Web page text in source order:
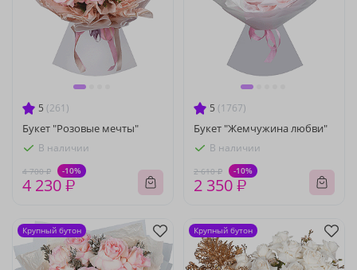
5 (261)
Букет "Розовые мечты"
В наличии
4 700 ₽ -10%
4 230 ₽
5 (1767)
Букет "Жемчужина любви"
В наличии
2 610 ₽ -10%
2 350 ₽
Крупный бутон Крупный бутон